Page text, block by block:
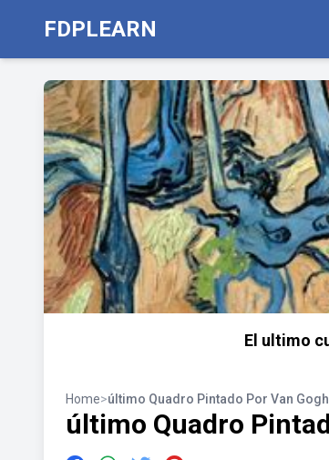
FDPLEARN
El ultimo
Home>último Quadro Pintado Por Van Gogh
último Quadro